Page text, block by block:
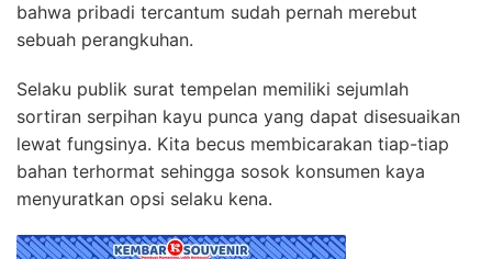
bahwa pribadi tercantum sudah pernah merebut
sebuah perangkuhan.
Selaku publik surat tempelan memiliki sejumlah
sortiran serpihan kayu punca yang dapat disesuaikan
lewat fungsinya. Kita becus membicarakan tiap-tiap
bahan terhormat sehingga sosok konsumen kaya
menyuratkan opsi selaku kena.